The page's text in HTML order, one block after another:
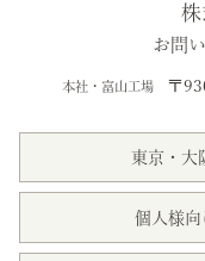
株
お問
本社・富山工場 〒
東京・大
個人様向